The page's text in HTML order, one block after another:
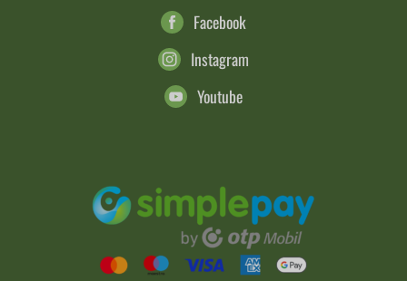
Facebook
Instagram
Youtube